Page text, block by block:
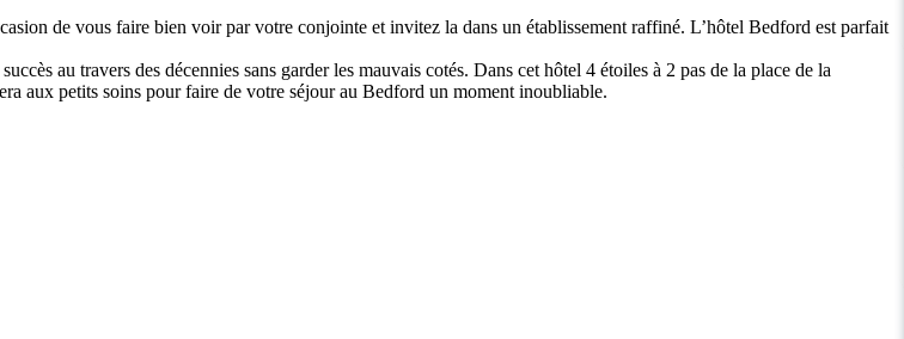
de vous faire bien voir par votre conjointe et invitez la dans un établissement raffiné. L’hôtel Bedford est parfait
au travers des décennies sans garder les mauvais cotés. Dans cet hôtel 4 étoiles à 2 pas de la place de la
aux petits soins pour faire de votre séjour au Bedford un moment inoubliable.